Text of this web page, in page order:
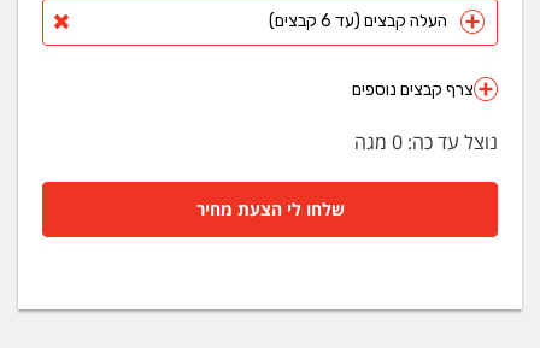
העלה קבצים (עד 6 קבצים)
צרף קבצים נוספים
נוצל עד כה: 0 מגה
שלחו לי הצעת מחיר